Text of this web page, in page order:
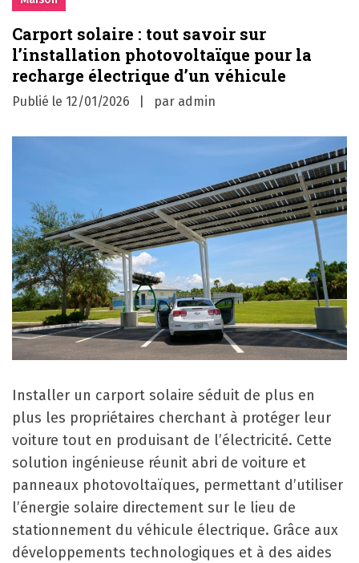
Carport solaire : tout savoir sur
l’installation photovoltaïque pour la
recharge électrique d’un véhicule
Publié le 12/01/2026 par admin
Installer un carport solaire séduit de plus en
plus les propriétaires cherchant à protéger leur
voiture tout en produisant de l’électricité. Cette
solution ingénieuse réunit abri de voiture et
panneaux photovoltaïques, permettant d’utiliser
l’énergie solaire directement sur le lieu de
stationnement du véhicule électrique. Grâce aux
développements technologiques et à des aides